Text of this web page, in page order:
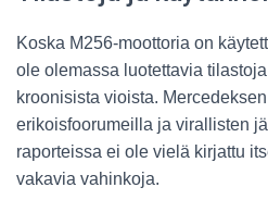
Koska M256-moottoria on
ole olemassa luotettavia
kroonisista vioista.
erikoisfoorumeilla ja virallisten
raporteissa ei ole vielä kirjattu
vakavia vahinkoja.